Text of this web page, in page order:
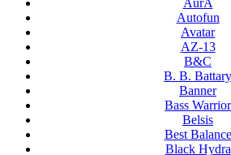
AurA
Autofun
Avatar
AZ-13
B&C
B. B. Battary
Banner
Bass Warrior
Belsis
Best Balance
Black Hydra